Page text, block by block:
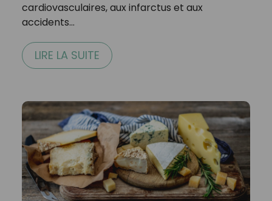
cardiovasculaires, aux infarctus et aux
accidents…
LIRE LA SUITE